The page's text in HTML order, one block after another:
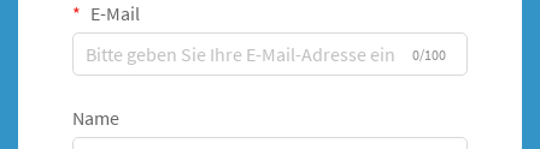
E-Mail
0/100
Name